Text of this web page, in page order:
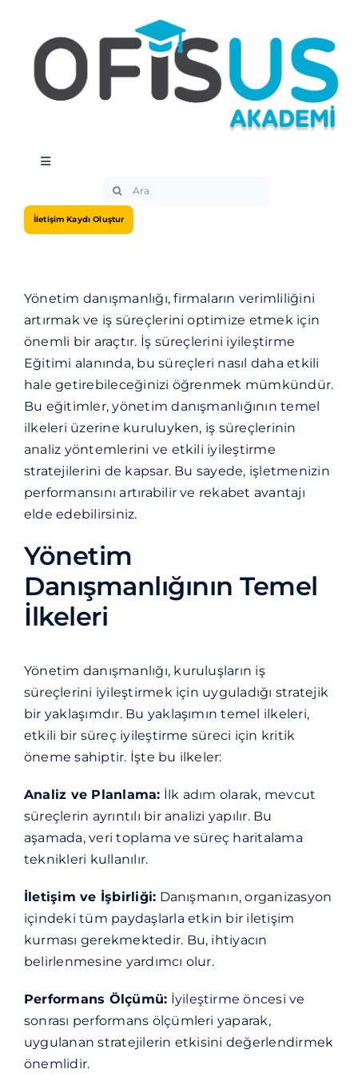
content
Toggle
Hakkımızda
Eğitmenler
Blog
İletişim
Search
for:
İletişim Kaydı Oluştur
Yönetim danışmanlığı, firmaların verimliliğini
artırmak ve iş süreçlerini optimize etmek için
önemli bir araçtır. İş süreçlerini iyileştirme
Eğitimi alanında, bu süreçleri nasıl daha etkili
hale getirebileceğinizi öğrenmek mümkündür.
Bu eğitimler, yönetim danışmanlığının temel
ilkeleri üzerine kuruluyken, iş süreçlerinin
analiz yöntemlerini ve etkili iyileştirme
stratejilerini de kapsar. Bu sayede, işletmenizin
performansını artırabilir ve rekabet avantajı
elde edebilirsiniz.
Yönetim
Danışmanlığının Temel
İlkeleri
Yönetim danışmanlığı, kuruluşların iş
süreçlerini iyileştirmek için uyguladığı stratejik
bir yaklaşımdır. Bu yaklaşımın temel ilkeleri,
etkili bir süreç iyileştirme süreci için kritik
öneme sahiptir. İşte bu ilkeler:
Analiz ve Planlama: İlk adım olarak, mevcut
süreçlerin ayrıntılı bir analizi yapılır. Bu
aşamada, veri toplama ve süreç haritalama
teknikleri kullanılır.
İletişim ve İşbirliği: Danışmanın, organizasyon
içindeki tüm paydaşlarla etkin bir iletişim
kurması gerekmektedir. Bu, ihtiyacın
belirlenmesine yardımcı olur.
Performans Ölçümü: İyileştirme öncesi ve
sonrası performans ölçümleri yaparak,
uygulanan stratejilerin etkisini değerlendirmek
önemlidir.